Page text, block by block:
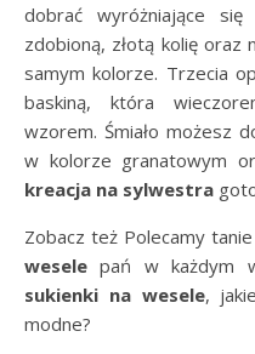
dobrać wyróżniające
zdobioną, złotą kolię
samym kolorze. Trzecia
baskiną, która
wzorem. Śmiało możesz
w kolorze granatowym
kreacja na sylwestra
Zobacz też Polecamy
wesele pań w każdym
sukienki na wesele, j
modne?